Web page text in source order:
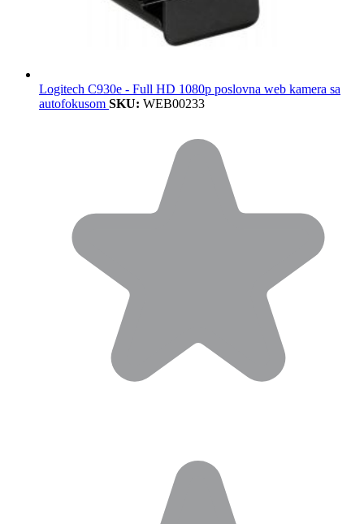
Logitech C930e - Full HD 1080p poslovna web kamera sa
autofokusom SKU: WEB00233